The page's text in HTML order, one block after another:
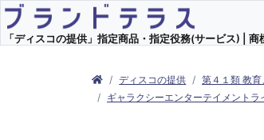
「ディスコの提供」指定商品・指定役務(サービス) |
ディスコの提供 第４１類 教
ギャラクシーエンターテイメント